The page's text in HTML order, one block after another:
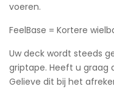
voeren.
FeelBase = Kortere
Uw deck wordt steeds
griptape. Heeft u graag
Gelieve dit bij het